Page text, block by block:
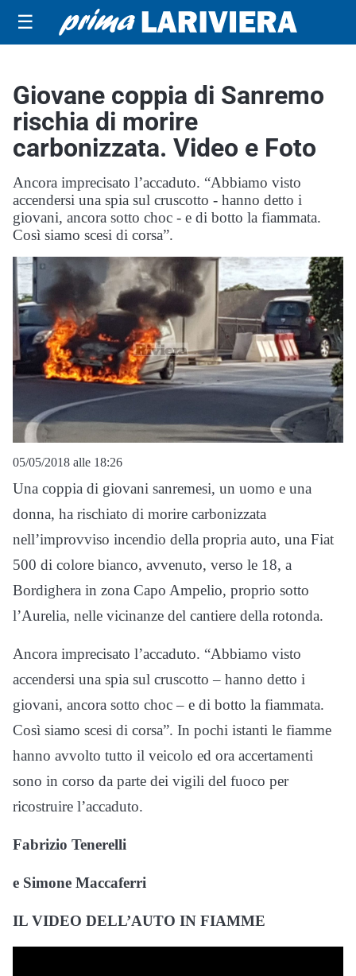
☰
Giovane coppia di Sanremo
rischia di morire
carbonizzata. Video e Foto
Ancora imprecisato l’accaduto. “Abbiamo visto
accendersi una spia sul cruscotto - hanno detto i
giovani, ancora sotto choc - e di botto la fiammata.
Così siamo scesi di corsa”.
05/05/2018 alle 18:26
Una coppia di giovani sanremesi, un uomo e una
donna, ha rischiato di morire carbonizzata
nell’improvviso incendio della propria auto, una Fiat
500 di colore bianco, avvenuto, verso le 18, a
Bordighera in zona Capo Ampelio, proprio sotto
l’Aurelia, nelle vicinanze del cantiere della rotonda.
Ancora imprecisato l’accaduto. “Abbiamo visto
accendersi una spia sul cruscotto – hanno detto i
giovani, ancora sotto choc – e di botto la fiammata.
Così siamo scesi di corsa”. In pochi istanti le fiamme
hanno avvolto tutto il veicolo ed ora accertamenti
sono in corso da parte dei vigili del fuoco per
ricostruire l’accaduto.
Fabrizio Tenerelli
e Simone Maccaferri
IL VIDEO DELL’AUTO IN FIAMME